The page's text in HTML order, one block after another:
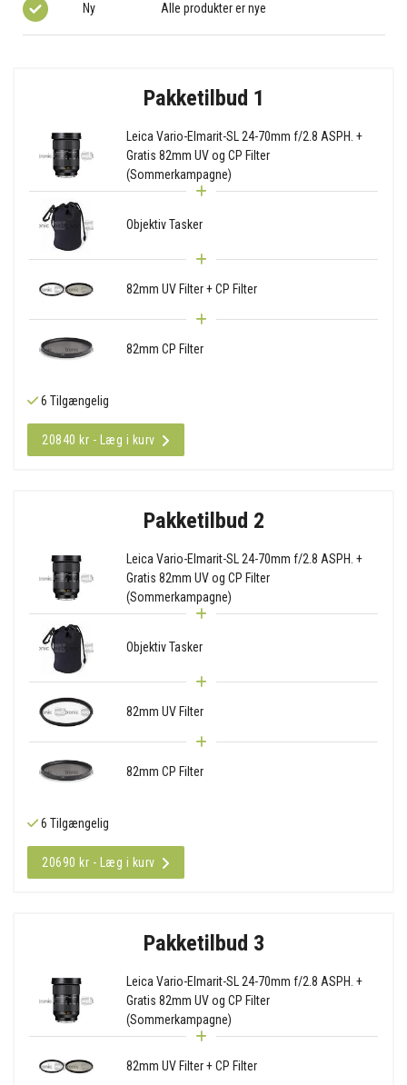
Ny Alle produkter er nye
Pakketilbud 1
Leica Vario-Elmarit-SL 24-70mm f/2.8 ASPH. +
Gratis 82mm UV og CP Filter
(Sommerkampagne)
Objektiv Tasker
82mm UV Filter + CP Filter
82mm CP Filter
6 Tilgængelig
20840 kr - Læg i kurv
Pakketilbud 2
Leica Vario-Elmarit-SL 24-70mm f/2.8 ASPH. +
Gratis 82mm UV og CP Filter
(Sommerkampagne)
Objektiv Tasker
82mm UV Filter
82mm CP Filter
6 Tilgængelig
20690 kr - Læg i kurv
Pakketilbud 3
Leica Vario-Elmarit-SL 24-70mm f/2.8 ASPH. +
Gratis 82mm UV og CP Filter
(Sommerkampagne)
82mm UV Filter + CP Filter